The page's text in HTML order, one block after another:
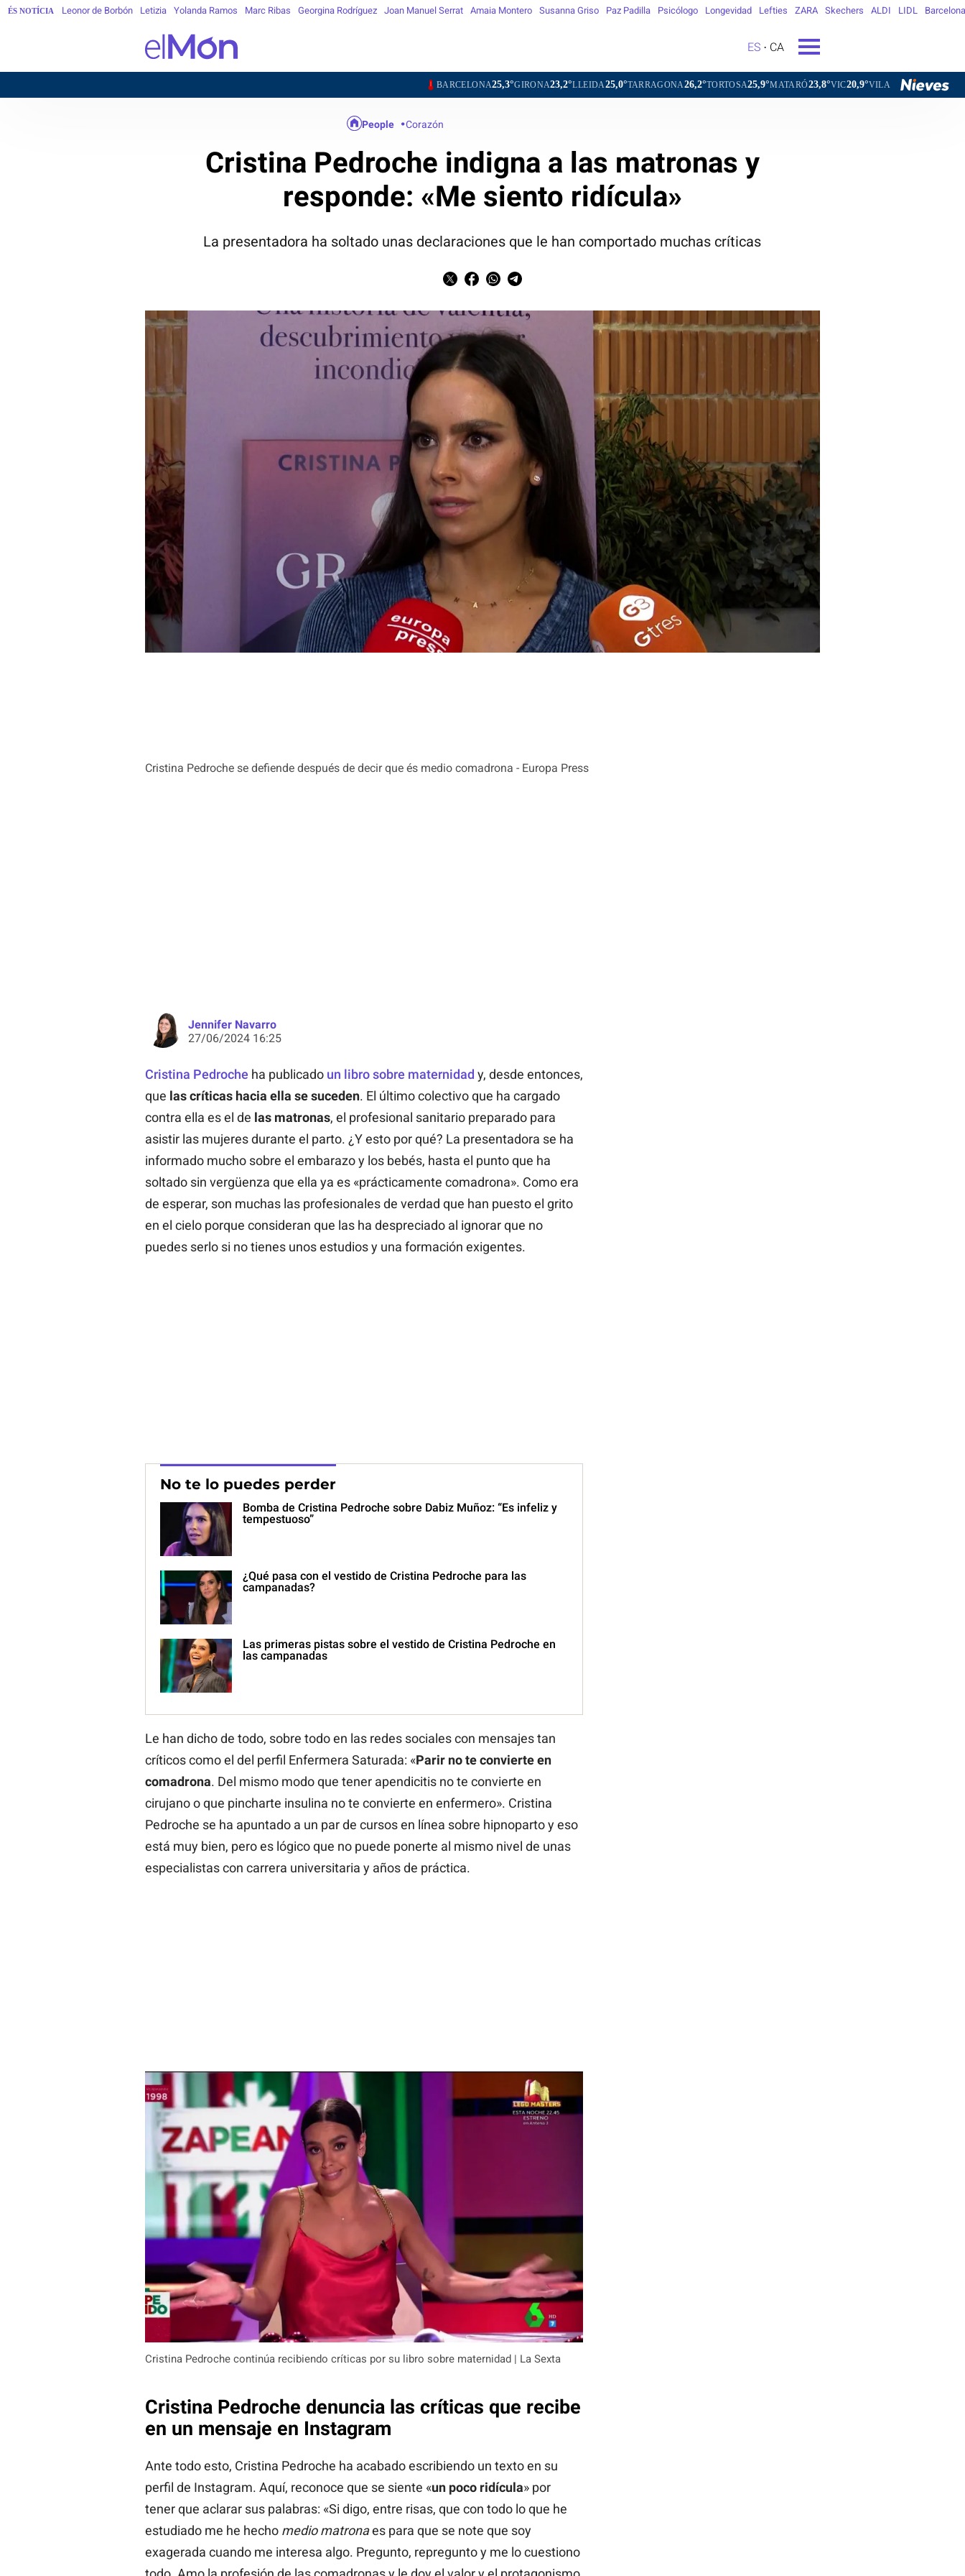
ÉS NOTÍCIA Leonor de Borbón Letizia Yolanda Ramos Marc Ribas Georgina Rodríguez Joan Manuel Serrat Amaia Montero Susanna Griso Paz Padilla Psicólogo Longevidad Lefties ZARA Skechers ALDI LIDL Barcelona
ES CA
BARCELONA 25,3°GIRONA23,2°LLEIDA25,0°TARRAGONA26,2°TORTOSA25,9°MATARÓ23,8°VIC20,9°VILAFRANCA DEL PENEDÈS22,1°
Cristina Pedroche se defiende después de decir que és medio comadrona - Europa Press
People Corazón
Cristina Pedroche indigna a las matronas y
responde: «Me siento ridícula»
La presentadora ha soltado unas declaraciones que le han comportado muchas críticas
Jennifer Navarro
27/06/2024 16:25
Cristina Pedroche ha publicado un libro sobre maternidad y, desde entonces,
que las críticas hacia ella se suceden. El último colectivo que ha cargado
contra ella es el de las matronas, el profesional sanitario preparado para
asistir las mujeres durante el parto. ¿Y esto por qué? La presentadora se ha
informado mucho sobre el embarazo y los bebés, hasta el punto que ha
soltado sin vergüenza que ella ya es «prácticamente comadrona». Como era
de esperar, son muchas las profesionales de verdad que han puesto el grito
en el cielo porque consideran que las ha despreciado al ignorar que no
puedes serlo si no tienes unos estudios y una formación exigentes.
No te lo puedes perder
Bomba de Cristina Pedroche sobre Dabiz Muñoz: “Es infeliz y
tempestuoso”
¿Qué pasa con el vestido de Cristina Pedroche para las
campanadas?
Las primeras pistas sobre el vestido de Cristina Pedroche en
las campanadas
Le han dicho de todo, sobre todo en las redes sociales con mensajes tan
críticos como el del perfil Enfermera Saturada: «Parir no te convierte en
comadrona. Del mismo modo que tener apendicitis no te convierte en
cirujano o que pincharte insulina no te convierte en enfermero». Cristina
Pedroche se ha apuntado a un par de cursosen línea sobre hipnoparto y eso
está muy bien, pero es lógico que no puede ponerte al mismo nivel de unas
especialistas con carrera universitaria y años de práctica.
Cristina Pedroche continúa recibiendo críticas por su libro sobre maternidad | La Sexta
Cristina Pedroche denuncia las críticas que recibe
en un mensaje en Instagram
Ante todo esto, Cristina Pedroche ha acabado escribiendo un texto en su
perfil de Instagram. Aquí, reconoce que se siente «un poco ridícula» por
tener que aclarar sus palabras: «Si digo, entre risas, que con todo lo que he
estudiado me he hecho medio matrona es para que se note que soy
exagerada cuando me interesa algo. Pregunto, repregunto y me lo cuestiono